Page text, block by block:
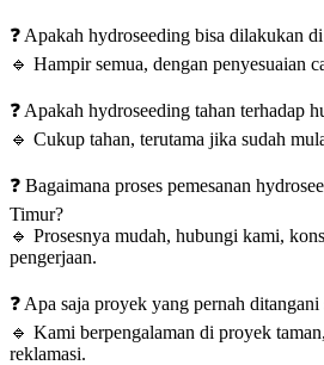
❓ Apakah hydroseeding bisa dilakukan
🔹 Hampir semua, dengan penyesuaian
❓ Apakah hydroseeding tahan terhadap
🔹 Cukup tahan, terutama jika sudah
❓ Bagaimana proses pemesanan
Timur?
🔹 Prosesnya mudah, hubungi kami,
pengerjaan.
❓ Apa saja proyek yang pernah
🔹 Kami berpengalaman di proyek
reklamasi.